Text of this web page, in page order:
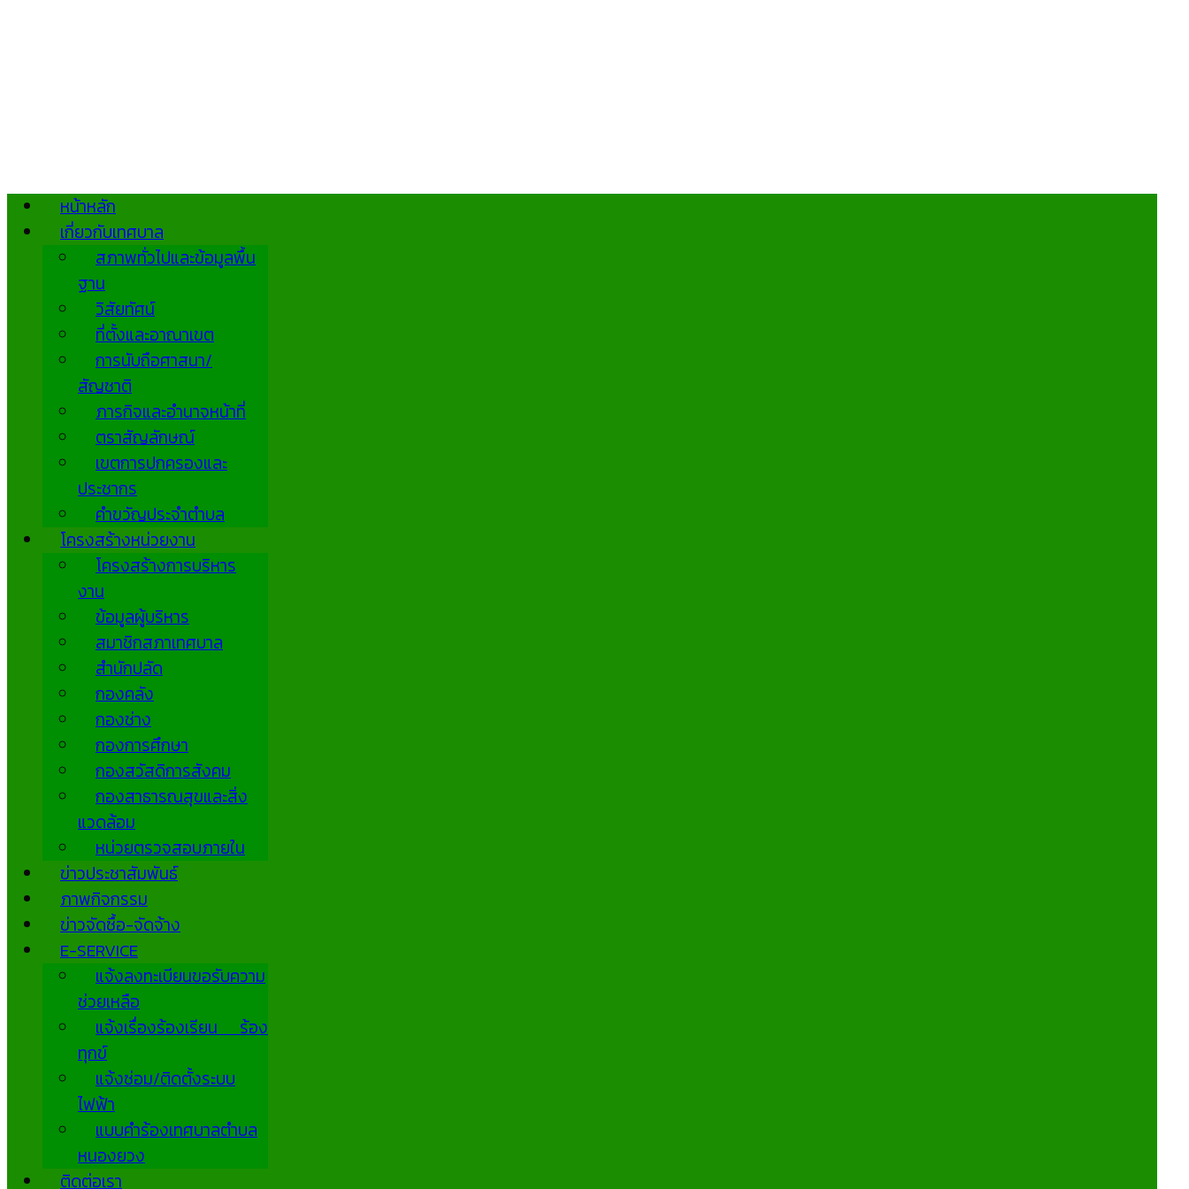
หน้าหลัก
เกี่ยวกับเทศบาล
สภาพทั่วไปและข้อมูลพื้น
ฐาน
วิสัยทัศน์
ที่ตั้งและอาณาเขต
การนับถือศาสนา/
สัญชาติ
ภารกิจและอำนาจหน้าที่
ตราสัญลักษณ์
เขตการปกครองและ
ประชากร
คำขวัญประจำตำบล
โครงสร้างหน่วยงาน
โครงสร้างการบริหาร
งาน
ข้อมูลผู้บริหาร
สมาชิกสภาเทศบาล
สำนักปลัด
กองคลัง
กองช่าง
กองการศึกษา
กองสวัสดิการสังคม
กองสาธารณสุขและสิ่ง
แวดล้อม
หน่วยตรวจสอบภายใน
ข่าวประชาสัมพันธ์
ภาพกิจกรรม
ข่าวจัดซื้อ-จัดจ้าง
E-SERVICE
แจ้งลงทะเบียนขอรับความ
ช่วยเหลือ
แจ้งเรื่องร้องเรียน ร้อง
ทุกข์
แจ้งซ่อม/ติดตั้งระบบ
ไฟฟ้า
แบบคำร้องเทศบาลตำบล
หนองยวง
ติดต่อเรา